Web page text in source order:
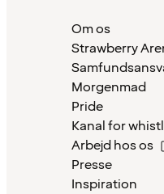
Om os
Strawberry
Morgenmad
Pride
Kanal for
Arbejd hos os
Presse
Inspiration